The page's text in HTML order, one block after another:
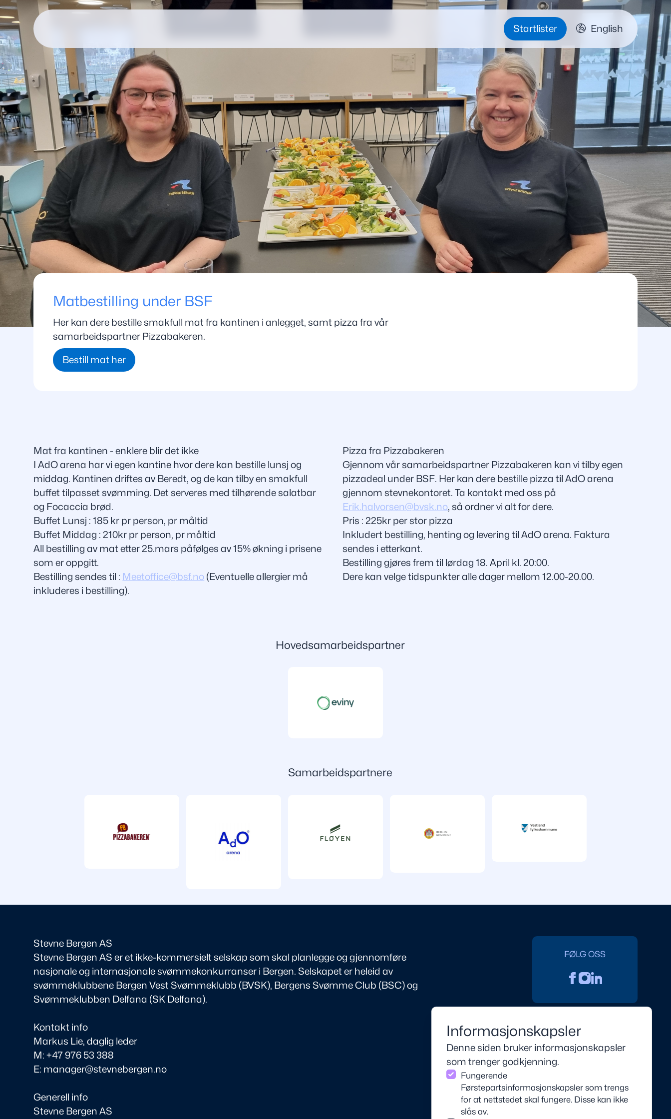
Informasjonskapsler
Denne siden bruker informasjonskapsler
som trenger godkjenning.
Fungerende
Førstepartsinformasjonskapsler som trengs
for at nettstedet skal fungere. Disse kan ikke
slås av.
Startlister English
Matbestilling under BSF
Her kan dere bestille smakfull mat fra kantinen i anlegget, samt pizza fra vår
samarbeidspartner Pizzabakeren.
Bestill mat her
Mat fra kantinen - enklere blir det ikke
I AdO arena har vi egen kantine hvor dere kan bestille lunsj og
middag. Kantinen driftes av Beredt, og de kan tilby en smakfull
buffet tilpasset svømming. Det serveres med tilhørende salatbar
og Focaccia brød.
Buffet Lunsj : 185 kr pr person, pr måltid
Buffet Middag : 210kr pr person, pr måltid
All bestilling av mat etter 25.mars påfølges av 15% økning i prisene
som er oppgitt.
Bestilling sendes til : Meetoffice@bsf.no (Eventuelle allergier må
inkluderes i bestilling).
Pizza fra Pizzabakeren
Gjennom vår samarbeidspartner Pizzabakeren kan vi tilby egen
pizzadeal under BSF. Her kan dere bestille pizza til AdO arena
gjennom stevnekontoret. Ta kontakt med oss på
Erik.halvorsen@bvsk.no, så ordner vi alt for dere.
Pris : 225kr per stor pizza
Inkludert bestilling, henting og levering til AdO arena. Faktura
sendes i etterkant.
Bestilling gjøres frem til lørdag 18. April kl. 20:00.
Dere kan velge tidspunkter alle dager mellom 12.00-20.00.
Hovedsamarbeidspartner
Samarbeidspartnere
Stevne Bergen AS
Stevne Bergen AS er et ikke-kommersielt selskap som skal planlegge og gjennomføre
nasjonale og internasjonale svømmekonkurranser i Bergen. Selskapet er heleid av
svømmeklubbene Bergen Vest Svømmeklubb (BVSK), Bergens Svømme Club (BSC) og
Svømmeklubben Delfana (SK Delfana).
Kontakt info
Markus Lie, daglig leder
M: +47 976 53 388
E: manager@stevnebergen.no
Generell info
Stevne Bergen AS
FØLG OSS